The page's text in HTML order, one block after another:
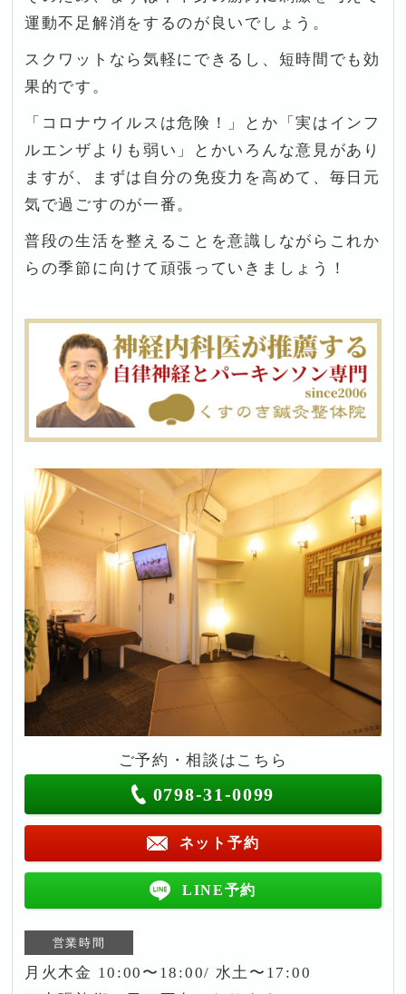
運動不足解消をするのが良いでしょう。
スクワットなら気軽にできるし、短時間でも効
果的です。
「コロナウイルスは危険！」とか「実はインフ
ルエンザよりも弱い」とかいろんな意見があり
ますが、まずは自分の免疫力を高めて、毎日元
気で過ごすのが一番。
普段の生活を整えることを意識しながらこれか
らの季節に向けて頑張っていきましょう！
ご予約・相談はこちら
0798-31-0099
ネット予約
LINE予約
営業時間
月火木金 10:00〜18:00/ 水土〜17:00